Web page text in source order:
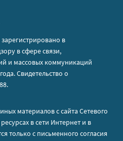
в
в сфере связи,
и массовых коммуникаций
Свидетельство о
материалов с сайта Сетевого
в сети Интернет и в
только с письменного согласия